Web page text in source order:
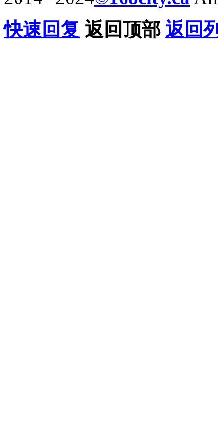
快速回复 返回顶部 返回